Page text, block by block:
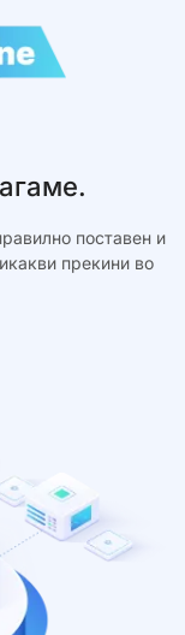
поставен и
прекини во